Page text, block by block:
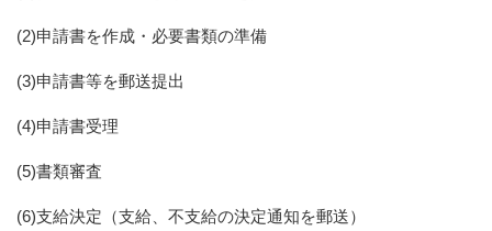
(2)申請書を作成・必要書類の準備
(3)申請書等を郵送提出
(4)申請書受理
(5)書類審査
(6)支給決定（支給、不支給の決定通知を郵送）